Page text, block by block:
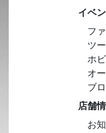
イベ
フ
ツ
ホ
オ
ブ
店舗
お